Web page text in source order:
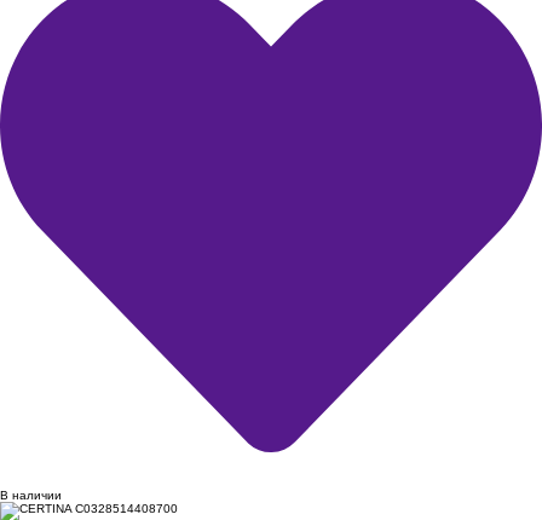
В наличии